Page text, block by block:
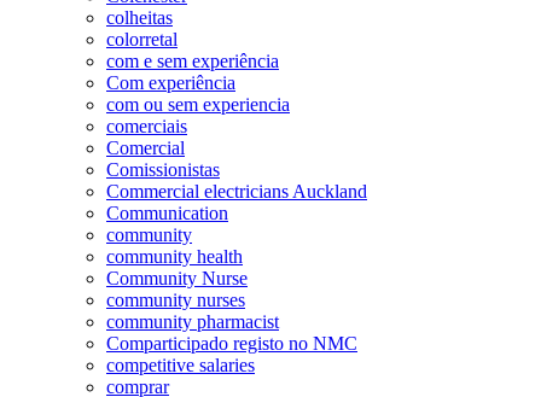
colheitas
colorretal
com e sem experiência
Com experiência
com ou sem experiencia
comerciais
Comercial
Comissionistas
Commercial electricians Auckland
Communication
community
community health
Community Nurse
community nurses
community pharmacist
Comparticipado registo no NMC
competitive salaries
comprar